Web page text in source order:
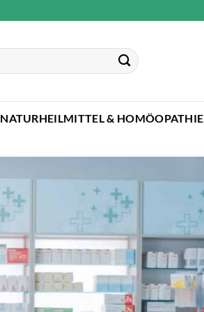
NATURHEILMITTEL & HOMÖOPATHIE